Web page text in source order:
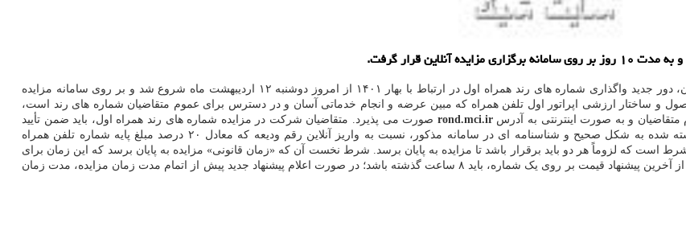
قرار گرفت.
به گزارش سایت شیک به نقل از اداره کل ارتباطات شرکت ارتباطات سیار ایران، دور جدید واگذاری شماره های رند همراه اول در ارتباط با بهار ۱۴۰۱ از امروز دوشنبه ۱۲ اردیبهشت ماه شروع شد و بر روی سامانه مزایده
و ساختار ارزشی اپراتور اول تلفن همراه که مبین عرضه و انجام خدماتی آسان و در دسترس برای عموم متقاضیان شماره های رند است،
متقاضیان و به صورت اینترنتی به آدرسrond.mci.ir صورت می پذیرد. متقاضیان شرکت در مزایده شماره های رند همراه اول، باید ضمن تأیید
شرایط و ضوابط در ارتباط با شرکت در مزایده و همینطور ورود اطلاعات خواسته شده به شکل صحیح و شناسنامه ای در سامانه مذکور، نسبت به واریز آنلاین رقم ودیعه که معادل ۲۰ درصد مبلغ پایه شماره تلفن همراه
است که لزوماً هر دو باید برقرار باشد تا مزایده به پایان برسد. شرط نخست آن که «زمان قانونی» مزایده به پایان برسد که این زمان برای
هر مزایده متغیر است و در زمان شروع مزایده اعلام می شود. دیگری هم این که از آخرین پیشنهاد قیمت بر روی یک شماره، باید ۸ ساعت گذشته باشد؛ در صورت اعلام پیشنهاد جدید پیش از اتمام مدت زمان مزایده، مدت زمان